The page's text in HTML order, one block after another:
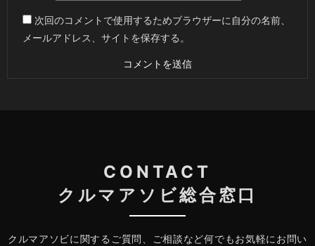
次回のコメントで使用するためブラウザーに自分の名前、
メールアドレス、サイトを保存する。
CONTACT
クルマアソビ総合窓口
クルマアソビに関するご質問、ご相談など何でもお気軽にお問い